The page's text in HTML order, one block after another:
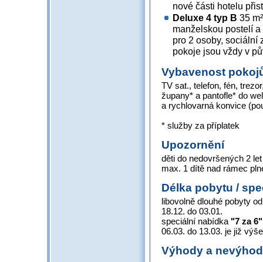
nové části hotelu
Deluxe 4 typ B 35
manželskou postelí
pro 2 osoby, sociální
pokoje jsou vždy v
Vybavenost
TV sat., telefon, fén,
župany* a pantofle* do
a rychlovarná konvice
* služby za příplatek
Upozornění
děti do nedovršených 2
max. 1 dítě nad rámec
Délka pobytu /
libovolně dlouhé pobyty
18.12. do 03.01.
speciální nabídka "7 za 6"
06.03. do 13.03. je již
Výhody a